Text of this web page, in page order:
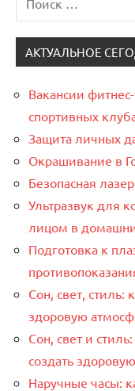
для:
АКТУАЛЬНОЕ
Вакансии
спортивных
Защита личных
Окрашивание в
Безопасная
Ультразвук для
лицом в
Подготовка к
Сон, свет, стиль:
здоровую
Сон, свет и
создать
Наручные часы: